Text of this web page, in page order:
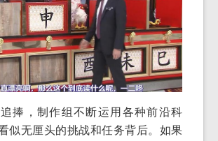
捧，制作组不断运用各种前沿科
似无厘头的挑战和任务背后。如果